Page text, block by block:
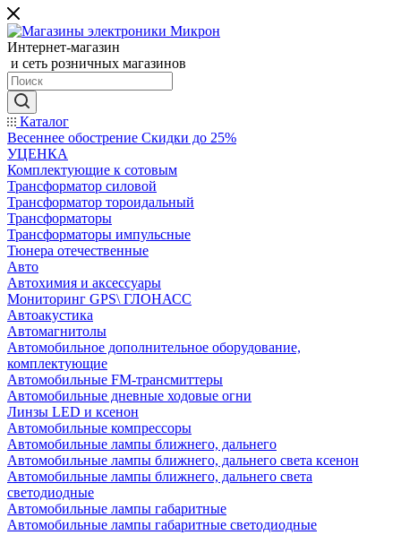
Интернет-магазин
и сеть розничных магазинов
Каталог
Весеннее обострение Скидки до 25%
УЦЕНКА
Комплектующие к сотовым
Трансформатор силовой
Трансформатор тороидальный
Трансформаторы
Трансформаторы импульсные
Тюнера отечественные
Авто
Автохимия и аксессуары
Мониторинг GPS\ ГЛОНАСС
Автоакустика
Автомагнитолы
Автомобильное дополнительное оборудование,
комплектующие
Автомобильные FM-трансмиттеры
Автомобильные дневные ходовые огни
Линзы LED и ксенон
Автомобильные компрессоры
Автомобильные лампы ближнего, дальнего
Автомобильные лампы ближнего, дальнего света ксенон
Автомобильные лампы ближнего, дальнего света
светодиодные
Автомобильные лампы габаритные
Автомобильные лампы габаритные светодиодные